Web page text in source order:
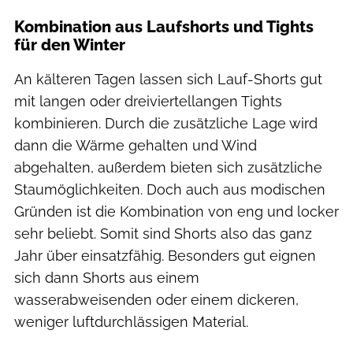
Kombination aus Laufshorts und Tights
für den Winter
An kälteren Tagen lassen sich Lauf-Shorts gut
mit langen oder dreiviertellangen Tights
kombinieren. Durch die zusätzliche Lage wird
dann die Wärme gehalten und Wind
abgehalten, außerdem bieten sich zusätzliche
Staumöglichkeiten. Doch auch aus modischen
Gründen ist die Kombination von eng und locker
sehr beliebt. Somit sind Shorts also das ganz
Jahr über einsatzfähig. Besonders gut eignen
sich dann Shorts aus einem
wasserabweisenden oder einem dickeren,
weniger luftdurchlässigen Material.